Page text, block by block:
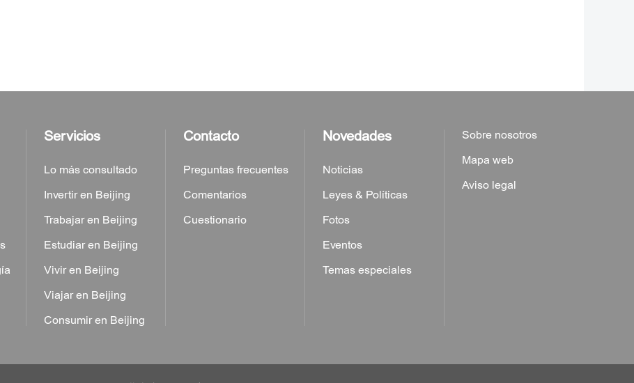
Servicios
Lo más consultado
Invertir en Beijing
Trabajar en Beijing
Estudiar en Beijing
Vivir en Beijing
Viajar en Beijing
Consumir en Beijing
Contacto
Preguntas frecuentes
Comentarios
Cuestionario
Novedades
Noticias
Leyes & Políticas
Fotos
Eventos
Temas especiales
Sobre nosotros
Mapa web
Aviso legal